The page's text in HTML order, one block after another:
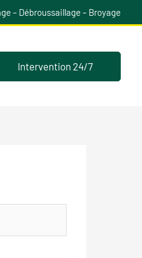
– Débroussaillage – Broyage
Intervention 24/7